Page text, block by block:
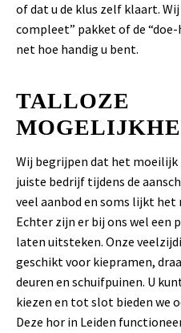
of dat u de klus zelf klaart.
compleet” pakket of de
net hoe handig u bent.
TALLOZE
Wij begrijpen dat het
juiste bedrijf tijdens de
veel aanbod en soms lijkt
Echter zijn er bij ons wel een
laten uitsteken. Onze
geschikt voor kiepramen,
deuren en schuifpuinen. U
kiezen en tot slot bieden we
Deze hor in Leiden